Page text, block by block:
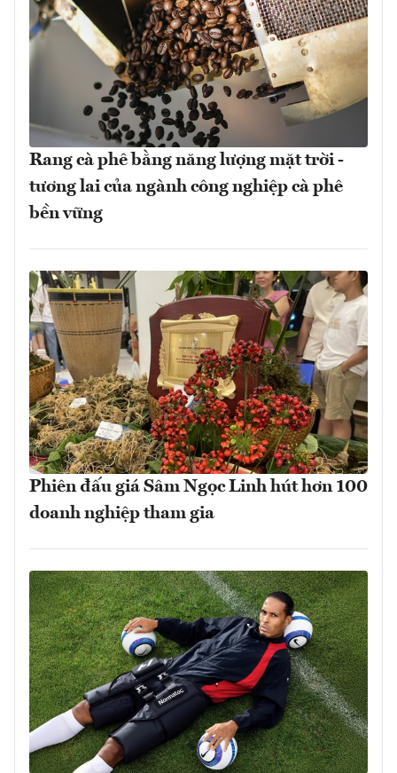
Rang cà phê bằng năng lượng mặt trời -
tương lai của ngành công nghiệp cà phê
bền vững
Phiên đấu giá Sâm Ngọc Linh hút hơn 100
doanh nghiệp tham gia